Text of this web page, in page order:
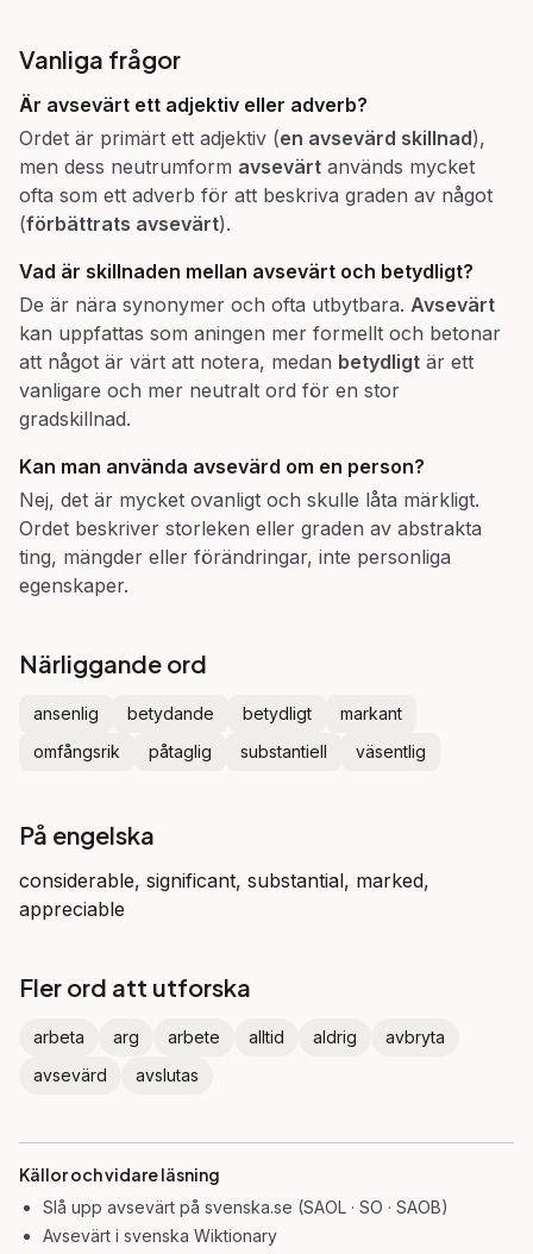
Vanliga frågor
Är avsevärt ett adjektiv eller adverb?
Ordet är primärt ett adjektiv (en avsevärd skillnad),
men dess neutrumform avsevärt används mycket
ofta som ett adverb för att beskriva graden av något
(förbättrats avsevärt).
Vad är skillnaden mellan avsevärt och betydligt?
De är nära synonymer och ofta utbytbara. Avsevärt
kan uppfattas som aningen mer formellt och betonar
att något är värt att notera, medan betydligt är ett
vanligare och mer neutralt ord för en stor
gradskillnad.
Kan man använda avsevärd om en person?
Nej, det är mycket ovanligt och skulle låta märkligt.
Ordet beskriver storleken eller graden av abstrakta
ting, mängder eller förändringar, inte personliga
egenskaper.
Närliggande ord
ansenlig betydande betydligt
markant
omfångsrik
påtaglig substantiell väsentlig
På engelska
considerable, significant, substantial, marked,
appreciable
Fler ord att utforska
arbeta arg arbete alltid aldrig
avbryta
avsevärd
avslutas
Källor och vidare läsning
Slå upp avsevärt på svenska.se (SAOL · SO · SAOB)
Avsevärt i svenska Wiktionary